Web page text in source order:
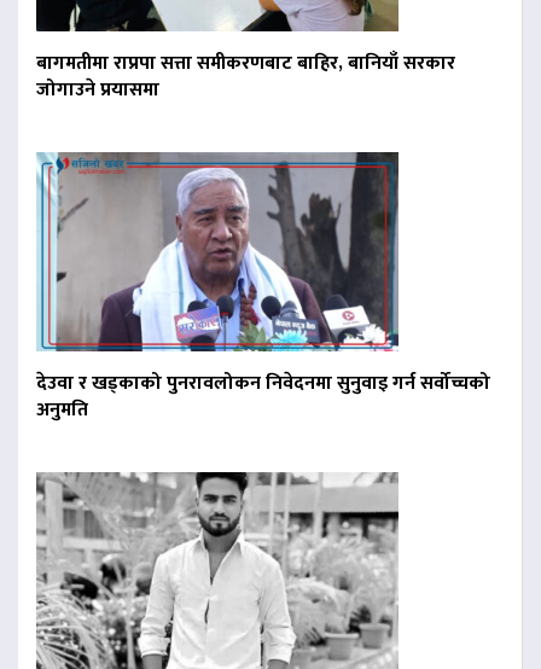
बागमतीमा राप्रपा सत्ता समीकरणबाट बाहिर, बानियाँ सरकार
जोगाउने प्रयासमा
देउवा र खड्काको पुनरावलोकन निवेदनमा सुनुवाइ गर्न सर्वोच्चको
अनुमति